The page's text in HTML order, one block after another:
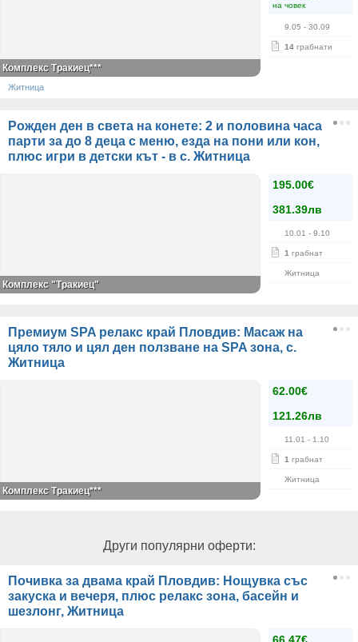
на човек
9.05 - 30.09
14 грабнати
Комплекс Тракиец***
Житница
Рожден ден в света на конете: 2 и половина часа
парти за до 8 деца с меню, езда на пони или кон,
плюс игри в детски кът - в с. Житница
195.00€
381.39лв
10.01 - 9.10
1 грабнат
Житница
Комплекс "Тракиец"
Премиум SPA релакс край Пловдив: Масаж на
цяло тяло и цял ден ползване на SPA зона, с.
Житница
62.00€
121.26лв
11.01 - 1.10
1 грабнат
Житница
Комплекс Тракиец***
Други популярни оферти:
Почивка за двама край Пловдив: Нощувка със
закуска и вечеря, плюс релакс зона, басейн и
шезлонг, Житница